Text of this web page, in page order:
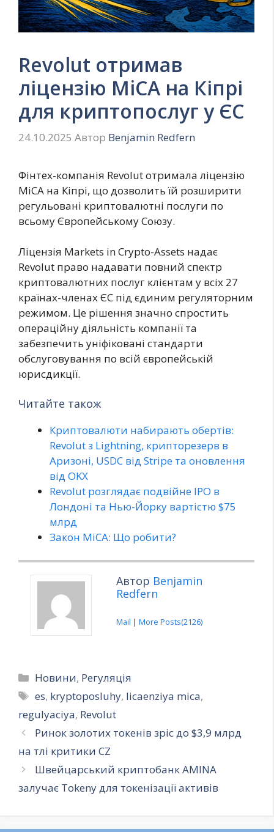
Revolut отримав
ліцензію MiCA на Кіпрі
для криптопослуг у ЄС
24.10.2025 Автор Benjamin Redfern
Фінтех-компанія Revolut отримала ліцензію
MiCA на Кіпрі, що дозволить їй розширити
регульовані криптовалютні послуги по
всьому Європейському Союзу.
Ліцензія Markets in Crypto-Assets надає
Revolut право надавати повний спектр
криптовалютних послуг клієнтам у всіх 27
країнах-членах ЄС під єдиним регуляторним
режимом. Це рішення значно спростить
операційну діяльність компанії та
забезпечить уніфіковані стандарти
обслуговування по всій європейській
юрисдикції.
Читайте також
Криптовалюти набирають обертів:
Revolut з Lightning, крипторезерв в
Аризоні, USDC від Stripe та оновлення
від OKX
Revolut розглядає подвійне IPO в
Лондоні та Нью-Йорку вартістю $75
млрд
Закон MiCA: Що робити?
Автор Benjamin
Redfern
Mail | More Posts(2126)
Категорії
Новини, Регуляція
Позначки
es, kryptoposluhy, licaenziya mica,
regulyaciya, Revolut
Ринок золотих токенів зріс до $3,9 млрд
на тлі критики CZ
Швейцарський криптобанк AMINA
залучає Tokeny для токенізації активів